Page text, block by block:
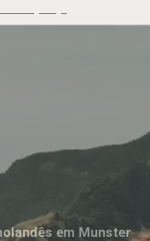
em Munster